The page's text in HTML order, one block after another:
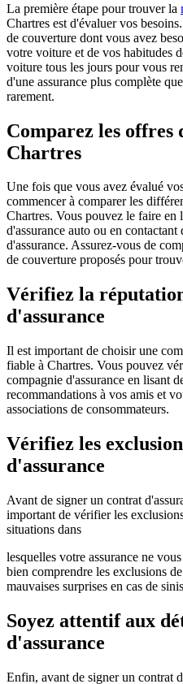
La première étape pour trouver la
Chartres est d'évaluer vos
de couverture dont vous avez
votre voiture et de vos habitudes
voiture tous les jours pour vous
d'une assurance plus complète
rarement.
Comparez les offres
Chartres
Une fois que vous avez évalué
commencer à comparer les
Chartres. Vous pouvez le faire
d'assurance auto ou en
d'assurance. Assurez-vous de
de couverture proposés pour
Vérifiez la
d'assurance
Il est important de choisir une
fiable à Chartres. Vous pouvez
compagnie d'assurance en lisant
recommandations à vos amis et
associations de consommateurs.
Vérifiez les
d'assurance
Avant de signer un contrat
important de vérifier les
situations dans
lesquelles votre assurance ne
bien comprendre les exclusions
mauvaises surprises en cas de
Soyez attentif aux
d'assurance
Enfin, avant de signer un contrat